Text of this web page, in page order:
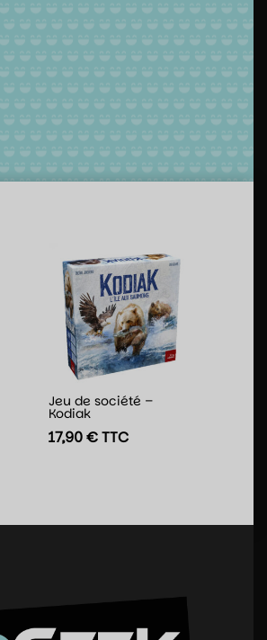
Jeu de société –
Kodiak
17,90€TTC